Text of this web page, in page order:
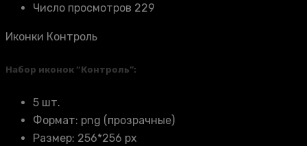
Число просмотров 229
Иконки Контроль
Набор иконок “Контроль”:
5 шт.
Формат: png (прозрачные)
Размер: 256*256 px